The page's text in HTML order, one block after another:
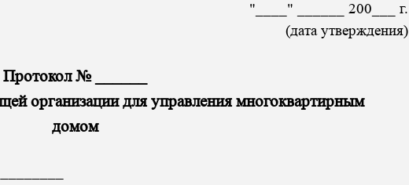
"____" ______ 200___ г.
(дата утверждения)
Протокол № ______
организации для управления многоквартирным
домом